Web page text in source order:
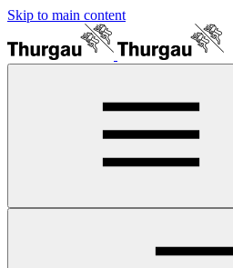
Skip to main content